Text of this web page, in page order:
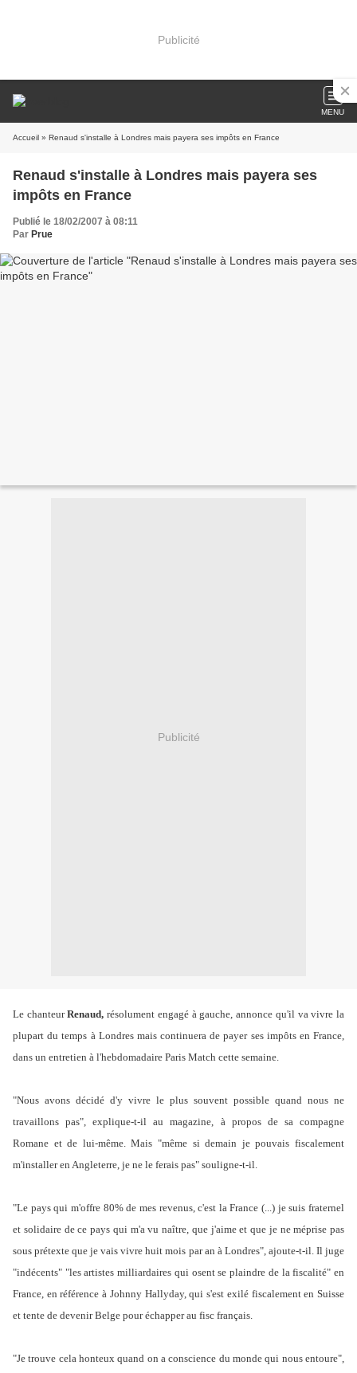
Publicité
MENU
Accueil » Renaud s'installe à Londres mais payera ses impôts en France
Renaud s'installe à Londres mais payera ses
impôts en France
Publié le 18/02/2007 à 08:11
Par Prue
Publicité
Le chanteurRenaud, résolument engagé à gauche, annonce qu'il va vivre la
plupart du temps à Londres mais continuera de payer ses impôts en France,
dans un entretien à l'hebdomadaire Paris Match cette semaine.
"Nous avons décidé d'y vivre le plus souvent possible quand nous ne
travaillons pas", explique-t-il au magazine, à propos de sa compagne
Romane et de lui-même. Mais "même si demain je pouvais fiscalement
m'installer en Angleterre, je ne le ferais pas" souligne-t-il.
"Le pays qui m'offre 80% de mes revenus, c'est la France (...) je suis fraternel
et solidaire de ce pays qui m'a vu naître, que j'aime et que je ne méprise pas
sous prétexte que je vais vivre huit mois par an à Londres", ajoute-t-il. Il juge
"indécents" "les artistes milliardaires qui osent se plaindre de la fiscalité" en
France, en référence à Johnny Hallyday, qui s'est exilé fiscalement en Suisse
et tente de devenir Belge pour échapper au fisc français.
"Je trouve cela honteux quand on a conscience du monde qui nous entoure",